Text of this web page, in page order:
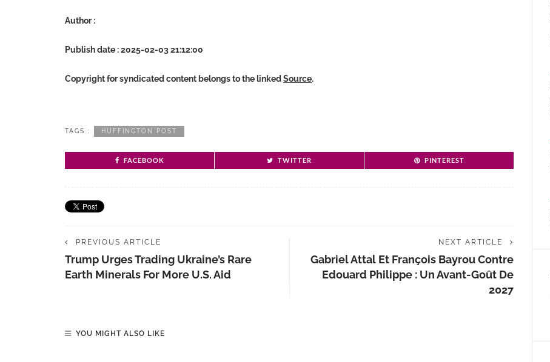
Author :
Publish date : 2025-02-03 21:12:00
Copyright for syndicated content belongs to the linkedSource.
TAGS : HUFFINGTON POST
FACEBOOK TWITTER PINTEREST
PREVIOUS ARTICLE
Trump Urges Trading Ukraine’s Rare
Earth Minerals For More U.S. Aid
NEXT ARTICLE
Gabriel Attal Et François Bayrou Contre
Edouard Philippe : Un Avant-Goût De
2027
YOU MIGHT ALSO LIKE